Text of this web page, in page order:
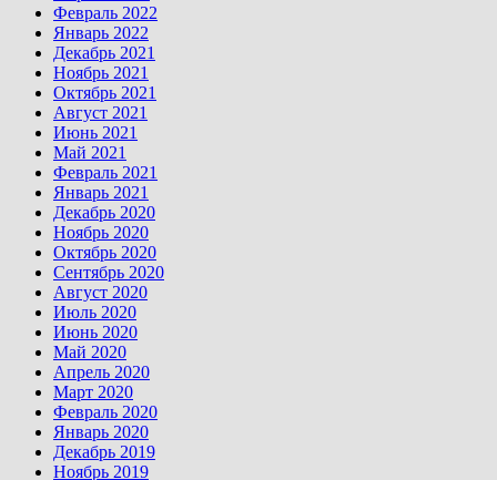
Февраль 2022
Январь 2022
Декабрь 2021
Ноябрь 2021
Октябрь 2021
Август 2021
Июнь 2021
Май 2021
Февраль 2021
Январь 2021
Декабрь 2020
Ноябрь 2020
Октябрь 2020
Сентябрь 2020
Август 2020
Июль 2020
Июнь 2020
Май 2020
Апрель 2020
Март 2020
Февраль 2020
Январь 2020
Декабрь 2019
Ноябрь 2019